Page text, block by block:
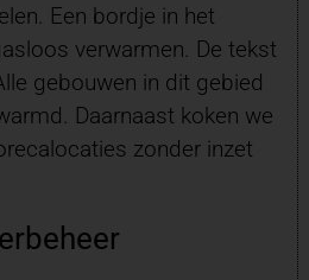
Een bordje in het
verwarmen. De tekst
gebouwen in dit gebied
Daarnaast koken we
zonder inzet